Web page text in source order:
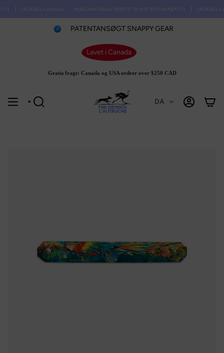
indhold
NORDAMERIKAS FØRSTE TRYKTE BIOTHANE® CO. ONTARIO,
PATENTANSØGT SNAPPY GEAR
Lavet i Canada
Gratis fragt: Canada og USA ordrer over $250 CAD
SØGE DA KONTO